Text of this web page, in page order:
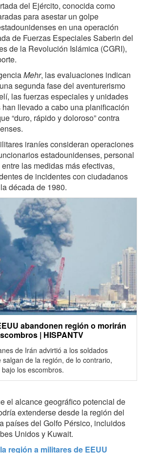
del Ejército, conocida como
para asestar un golpe
en una operación
de Fuerzas Especiales Saberin del
de la Revolución Islámica (CGRI),
Mehr, las evaluaciones indican
segunda fase del aventurerismo
las fuerzas especiales y unidades
llevado a cabo una planificación
“duro, rápido y doloroso” contra
iraníes consideran operaciones
estadounidenses, personal
las medidas más efectivas,
de incidentes con ciudadanos
década de 1980.
abandonen región o morirán
| HISPANTV
de Irán advirtió a los soldados
de la región, de lo contrario,
los escombros.
el alcance geográfico potencial de
extenderse desde la región del
países del Golfo Pérsico, incluidos
Unidos y Kuwait.
región a militares de EEUU